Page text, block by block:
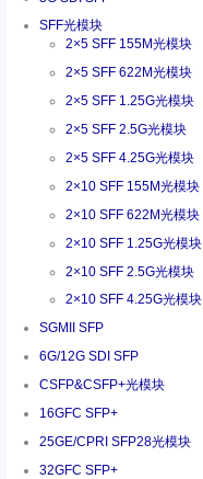
SFF光模块
2×5 SFF 155M光模块
2×5 SFF 622M光模块
2×5 SFF 1.25G光模块
2×5 SFF 2.5G光模块
2×5 SFF 4.25G光模块
2×10 SFF 155M光模块
2×10 SFF 622M光模块
2×10 SFF 1.25G光模块
2×10 SFF 2.5G光模块
2×10 SFF 4.25G光模块
SGMII SFP
6G/12G SDI SFP
CSFP&CSFP+光模块
16GFC SFP+
25GE/CPRI SFP28光模块
32GFC SFP+